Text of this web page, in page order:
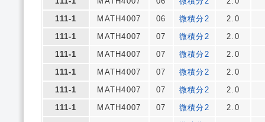
111-1
MATH4007 06 微積分2
2.0
111-1
MATH4007 07 微積分2
2.0
111-1
MATH4007 07 微積分2
2.0
111-1
MATH4007 07 微積分2
2.0
111-1
MATH4007 07 微積分2
2.0
111-1
MATH4007 07 微積分2
2.0